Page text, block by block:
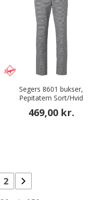
Segers 8601 bukser,
Pepitatern Sort/Hvid
469,00 kr.
2